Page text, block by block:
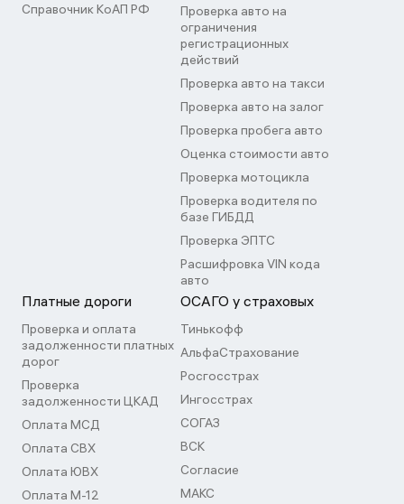
Справочник КоАП РФ
Проверка авто на
ограничения
регистрационных
действий
Проверка авто на такси
Проверка авто на залог
Проверка пробега авто
Оценка стоимости авто
Проверка мотоцикла
Проверка водителя по
базе ГИБДД
Проверка ЭПТС
Расшифровка VIN кода
авто
Платные дороги
Проверка и оплата
задолженности платных
дорог
Проверка
задолженности ЦКАД
Оплата МСД
Оплата СВХ
Оплата ЮВХ
Оплата М-12
ОСАГО у страховых
Тинькофф
АльфаСтрахование
Росгосстрах
Ингосстрах
СОГАЗ
ВСК
Согласие
МАКС